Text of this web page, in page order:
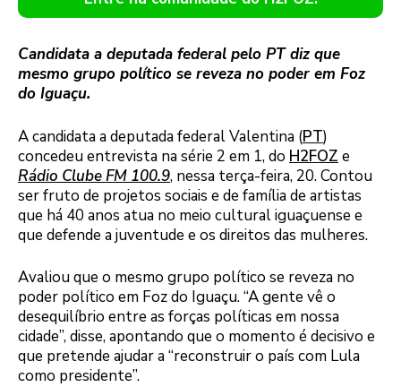
Candidata a deputada federal pelo PT diz que
mesmo grupo político se reveza no poder em Foz
do Iguaçu.
A candidata a deputada federal Valentina (PT)
concedeu entrevista na série 2 em 1, do H2FOZ e
Rádio Clube FM 100.9, nessa terça-feira, 20. Contou
ser fruto de projetos sociais e de família de artistas
que há 40 anos atua no meio cultural iguaçuense e
que defende a juventude e os direitos das mulheres.
Avaliou que o mesmo grupo político se reveza no
poder político em Foz do Iguaçu. “A gente vê o
desequilíbrio entre as forças políticas em nossa
cidade”, disse, apontando que o momento é decisivo e
que pretende ajudar a “reconstruir o país com Lula
como presidente”.